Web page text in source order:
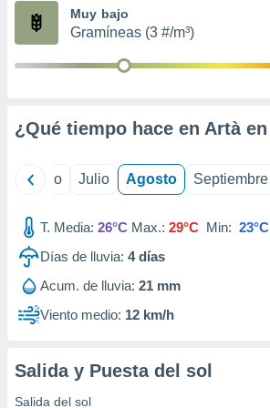
publicidad
publicidad
1199
Muy bajo
Gramíneas (3 #/m³)
¿Qué tiempo hace en Artà en
Junio Julio Agosto Septiembre
T. Media: 26°C Max.: 29°C Min: 23°C
Días de lluvia: 4días
Acum. de lluvia: 21 mm
Viento medio: 12 km/h
Salida y Puesta del sol
Salida del sol